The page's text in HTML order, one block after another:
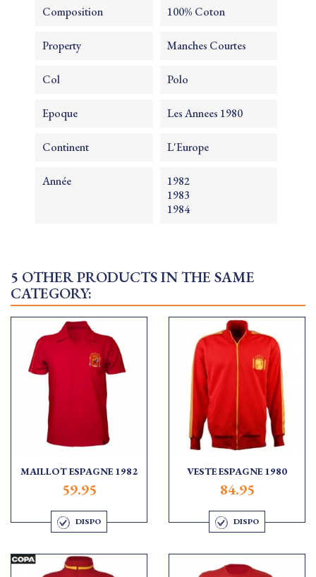
Composition 100% Coton
Property Manches Courtes
Col Polo
Epoque Les Annees 1980
Continent L'Europe
Année
1982
1983
1984
5 OTHER PRODUCTS IN THE SAME
CATEGORY:
MAILLOT ESPAGNE 1982
59.95
DISPO
VESTE ESPAGNE 1980
84.95
DISPO